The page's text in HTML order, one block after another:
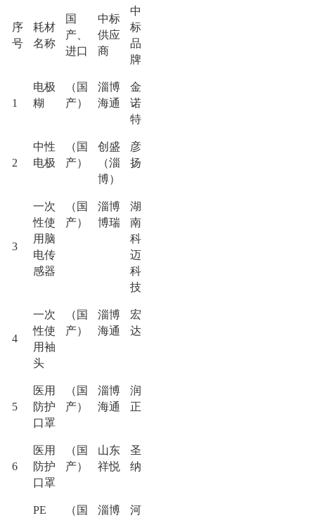
序
号
耗材
名称
国
产、
进口
中标
供应
商
中
标
品
牌
1
电极
糊
（国
产）
淄博
海通
金
诺
特
2
中性
电极
（国
产）
创盛
（淄
博）
彦
扬
3
一次
性使
用脑
电传
感器
（国
产）
淄博
博瑞
湖
南
科
迈
科
技
4
一次
性使
用袖
头
（国
产）
淄博
海通
宏
达
5
医用
防护
口罩
（国
产）
淄博
海通
润
正
6
医用
防护
口罩
（国
产）
山东
祥悦
圣
纳
PE
（国
淄博
河